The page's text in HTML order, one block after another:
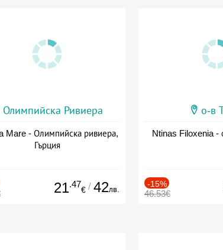
Олимпийска Ривиера
Mare - Олимпийска ривиера,
Гърция
21.47
€ / 42лв.
о-в
Ntinas Filoxenia -
-15%
46.53€